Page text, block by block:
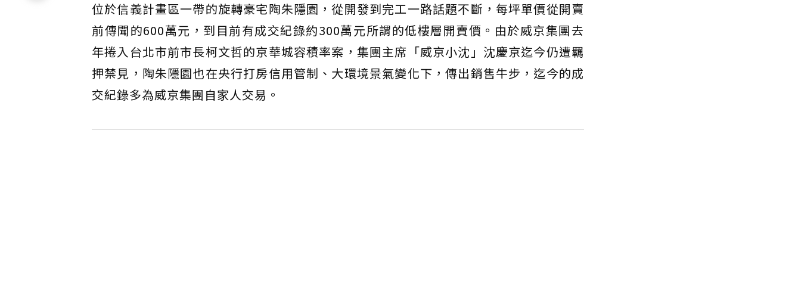
位於信義計畫區一帶的旋轉豪宅陶朱隱園，從開發到完工一路話題不斷，每坪單價從開賣
前傳聞的600萬元，到目前有成交紀錄約300萬元所謂的低樓層開賣價。由於威京集團去
年捲入台北市前市長柯文哲的京華城容積率案，集團主席「威京小沈」沈慶京迄今仍遭羈
押禁見，陶朱隱園也在央行打房信用管制、大環境景氣變化下，傳出銷售牛步，迄今的成
交紀錄多為威京集團自家人交易。